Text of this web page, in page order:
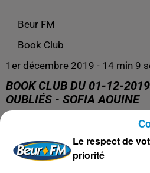
Beur FM
Book Club
1er décembre 2019 - 14 min 9
BOOK CLUB DU 01-12-
OUBLIÉS - SOFIA AOUINE
Book Club du 01-12-2019 :
Sofia Aouine
Le respect de
priorité